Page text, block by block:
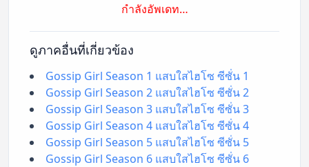
กำลังอัพเดท…
ดูภาคอื่นที่เกี่ยวข้อง
Gossip Girl Season 1 แสบใสไฮโซ ซีซั่น 1
Gossip Girl Season 2 แสบใสไฮโซ ซีซั่น 2
Gossip Girl Season 3 แสบใสไฮโซ ซีซั่น 3
Gossip Girl Season 4 แสบใสไฮโซ ซีซั่น 4
Gossip Girl Season 5 แสบใสไฮโซ ซีซั่น 5
Gossip Girl Season 6 แสบใสไฮโซ ซีซั่น 6